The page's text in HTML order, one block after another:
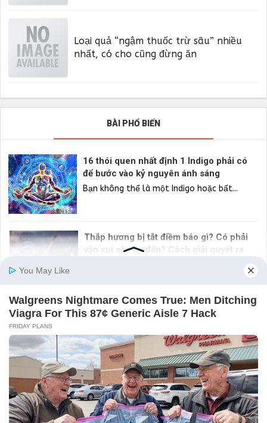
Loại quả “ngậm thuốc trừ sâu” nhiều
nhất, có cho cũng đừng ăn
BÀI PHỔ BIẾN
16 thói quen nhất định 1 Indigo phải có
để bước vào kỷ nguyên ánh sáng
Bạn không thể là một Indigo hoặc bất...
Thắp hương bị tắt điềm báo gì? Có phải
vận xui sắp ập đến? Cách giải quyết ra
Điện thoại liên tục báo "đầy bộ nhớ"? Áp dụng ngay 5 cách
này để giải phóng dung lượng, máy chạy mượt hơn
Điện thoại liên tục hiện thông báo "Bộ...
Những loại cây không nên trồng trong
nhà để tránh tiêu tán tài lộc
Tuy sở hữu vẻ ngoài đẹp đẽ nhưng những...